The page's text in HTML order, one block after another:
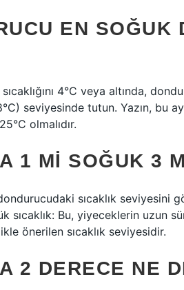
EN SOĞUK
4°C veya altında,
seviyesinde tutun. Yazın, bu
olmalıdır.
1 MI SOĞUK 3
sıcaklık seviyesini
sıcaklık: Bu, yiyeceklerin uzun
önerilen sıcaklık seviyesidir.
2 DERECE NE